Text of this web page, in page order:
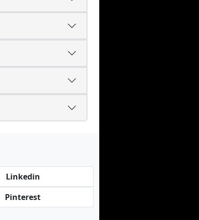
Linkedin
Pinterest